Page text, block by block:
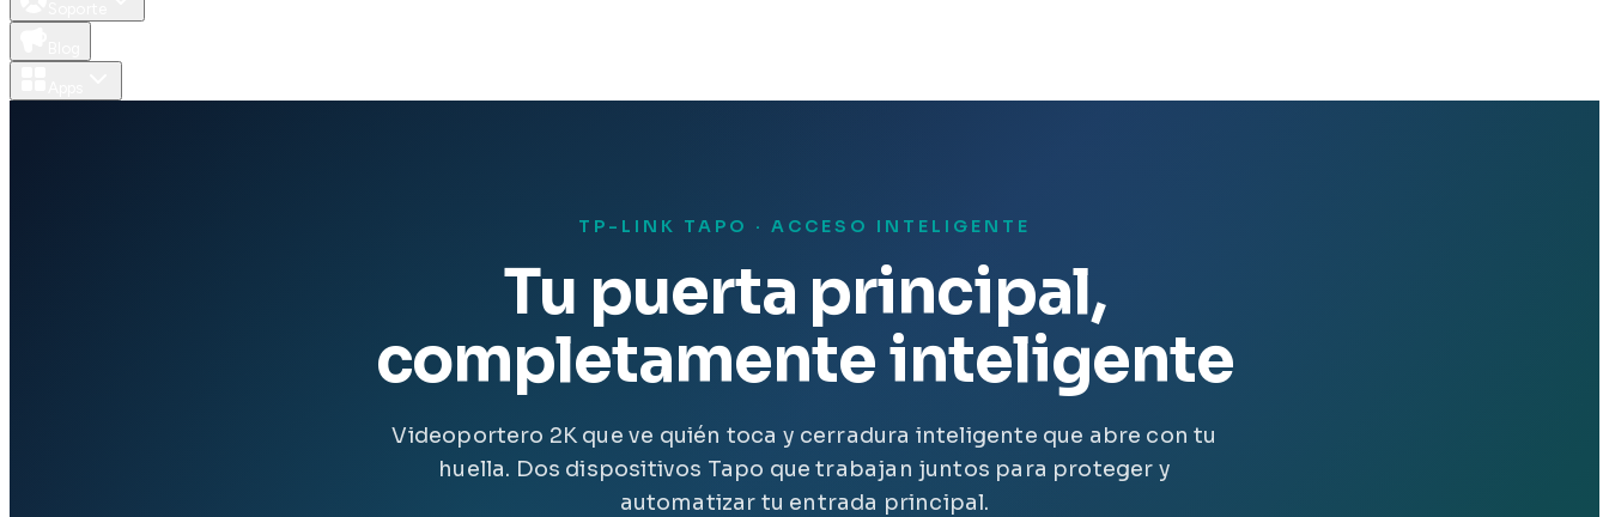
TP-LINK TAPO · ACCESO INTELIGENTE
Tu puerta principal,
completamente inteligente
Videoportero 2K que ve quién toca y cerradura inteligente que abre con tu
huella. Dos dispositivos Tapo que trabajan juntos para proteger y
automatizar tu entrada principal.